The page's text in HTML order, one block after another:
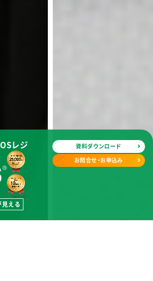
レジ
見える
資料ダウンロード
お問合せ・お申込み